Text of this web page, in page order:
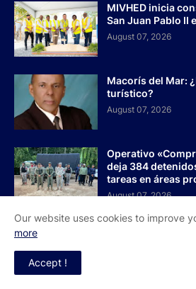
MIVHED inicia
San Juan Pablo II
August 07, 2026
Macorís del Mar:
turístico?
August 07, 2026
Operativo
deja 384
tareas en áreas
August 07, 2026
PUBLICACIONES POPULARES
Our website uses cookies to improve
more
Accept !